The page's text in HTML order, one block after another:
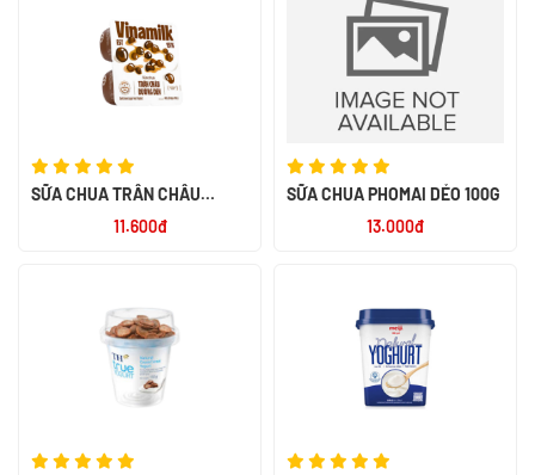
SỮA CHUA TRÂN CHÂU
11.600đ
SỮA CHUA PHOMAI DẺO 100G
13.000đ